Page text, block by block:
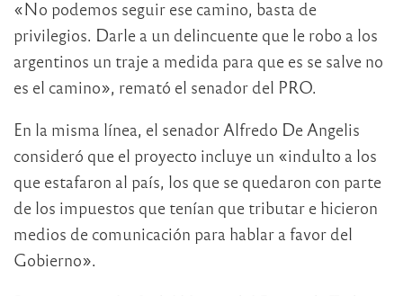
«No podemos seguir ese camino, basta de
privilegios. Darle a un delincuente que le robo a los
argentinos un traje a medida para que es se salve no
es el camino», remató el senador del PRO.
En la misma línea, el senador Alfredo De Angelis
consideró que el proyecto incluye un «indulto a los
que estafaron al país, los que se quedaron con parte
de los impuestos que tenían que tributar e hicieron
medios de comunicación para hablar a favor del
Gobierno».